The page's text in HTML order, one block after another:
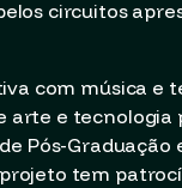
circuitos
com música e
arte e
Pós-Graduação
projeto tem